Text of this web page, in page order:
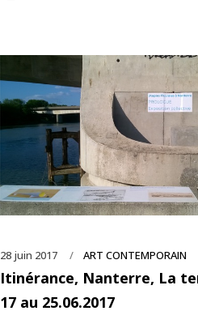
28 juin 2017 ART CONTEMPORAIN
Itinérance, Nanterre, La
17 au 25.06.2017